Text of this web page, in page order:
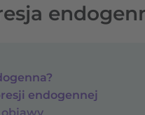
endogennej